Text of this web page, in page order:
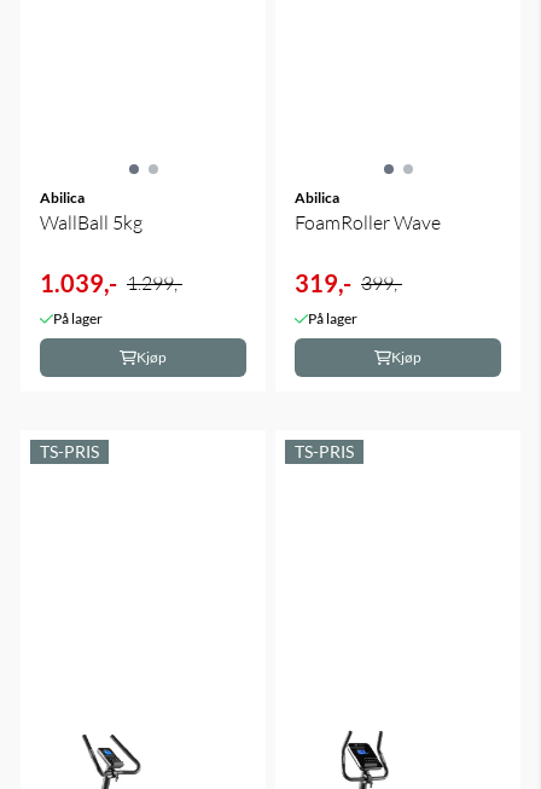
Abilica
WallBall 5kg
1.039,- 1.299,-
På lager
Kjøp
Abilica
FoamRoller Wave
319,- 399,-
På lager
Kjøp